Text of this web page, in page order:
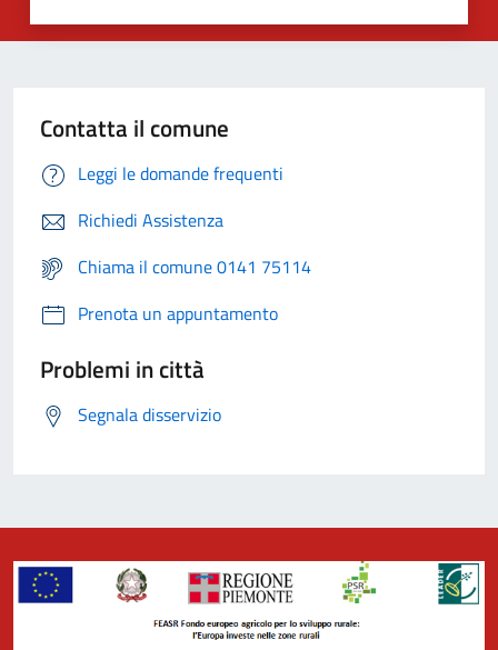
Contatta il comune
Leggi le domande frequenti
Richiedi Assistenza
Chiama il comune 0141 75114
Prenota un appuntamento
Problemi in città
Segnala disservizio